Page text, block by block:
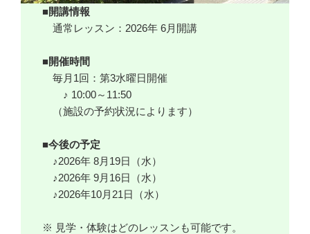
■開講情報
通常レッスン：2026年 6月開講
■開催時間
毎月1回：第3水曜日開催
♪ 10:00～11:50
（施設の予約状況によります）
■今後の予定
♪2026年 8月19日（水）
♪2026年 9月16日（水）
♪2026年10月21日（水）
※ 見学・体験はどのレッスンも可能です。